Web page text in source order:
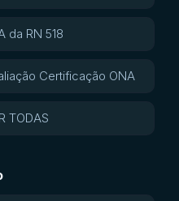
da RN 518
Certificação ONA
TODAS